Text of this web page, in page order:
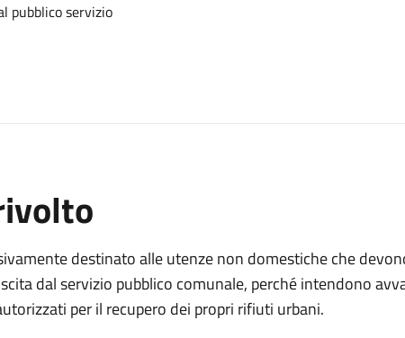
pubblico servizio
destinato alle utenze non domestiche che
dal servizio pubblico comunale, perché intendono
per il recupero dei propri rifiuti urbani.